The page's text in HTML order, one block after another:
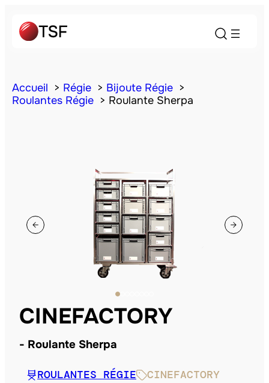
Accueil Régie
Bijoute Régie
Roulantes Régie
Roulante Sherpa
CINEFACTORY
Roulante Sherpa
ROULANTES RÉGIE CINEFACTORY